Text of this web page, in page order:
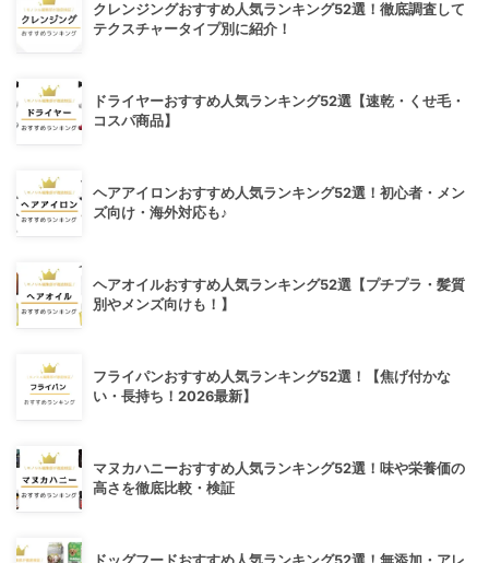
クレンジングおすすめ人気ランキング52選！徹底調査して
テクスチャータイプ別に紹介！
ドライヤーおすすめ人気ランキング52選【速乾・くせ毛・
コスパ商品】
ヘアアイロンおすすめ人気ランキング52選！初心者・メン
ズ向け・海外対応も♪
ヘアオイルおすすめ人気ランキング52選【プチプラ・髪質
別やメンズ向けも！】
フライパンおすすめ人気ランキング52選！【焦げ付かな
い・長持ち！2026最新】
マヌカハニーおすすめ人気ランキング52選！味や栄養価の
高さを徹底比較・検証